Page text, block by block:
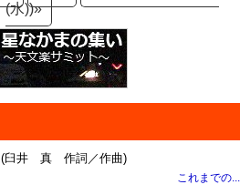
(水))»
(臼井 真 作詞／作曲)
これまでの...